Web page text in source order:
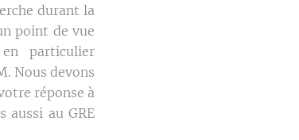
durant la
point de vue
particulier
Nous devons
réponse à
aussi au GRE